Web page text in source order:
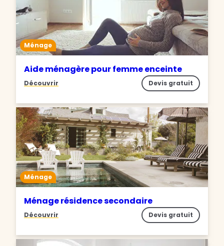
Ménage
Aide ménagère pour femme enceinte
Découvrir Devis gratuit
Ménage
Ménage résidence secondaire
Découvrir Devis gratuit